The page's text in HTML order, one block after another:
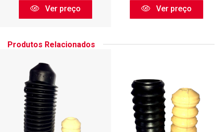
Ver preço Ver preço
Produtos Relacionados